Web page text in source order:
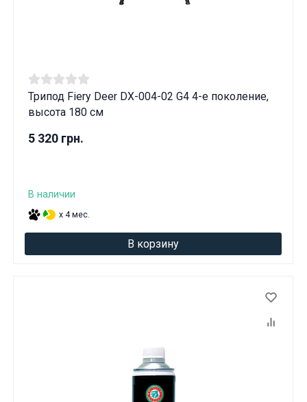
Трипод Fiery Deer DX-004-02 G4 4-е поколение,
высота 180 см
5 320 грн.
В наличии
x 4 мес.
В корзину
Вам исполнилось 18 лет?